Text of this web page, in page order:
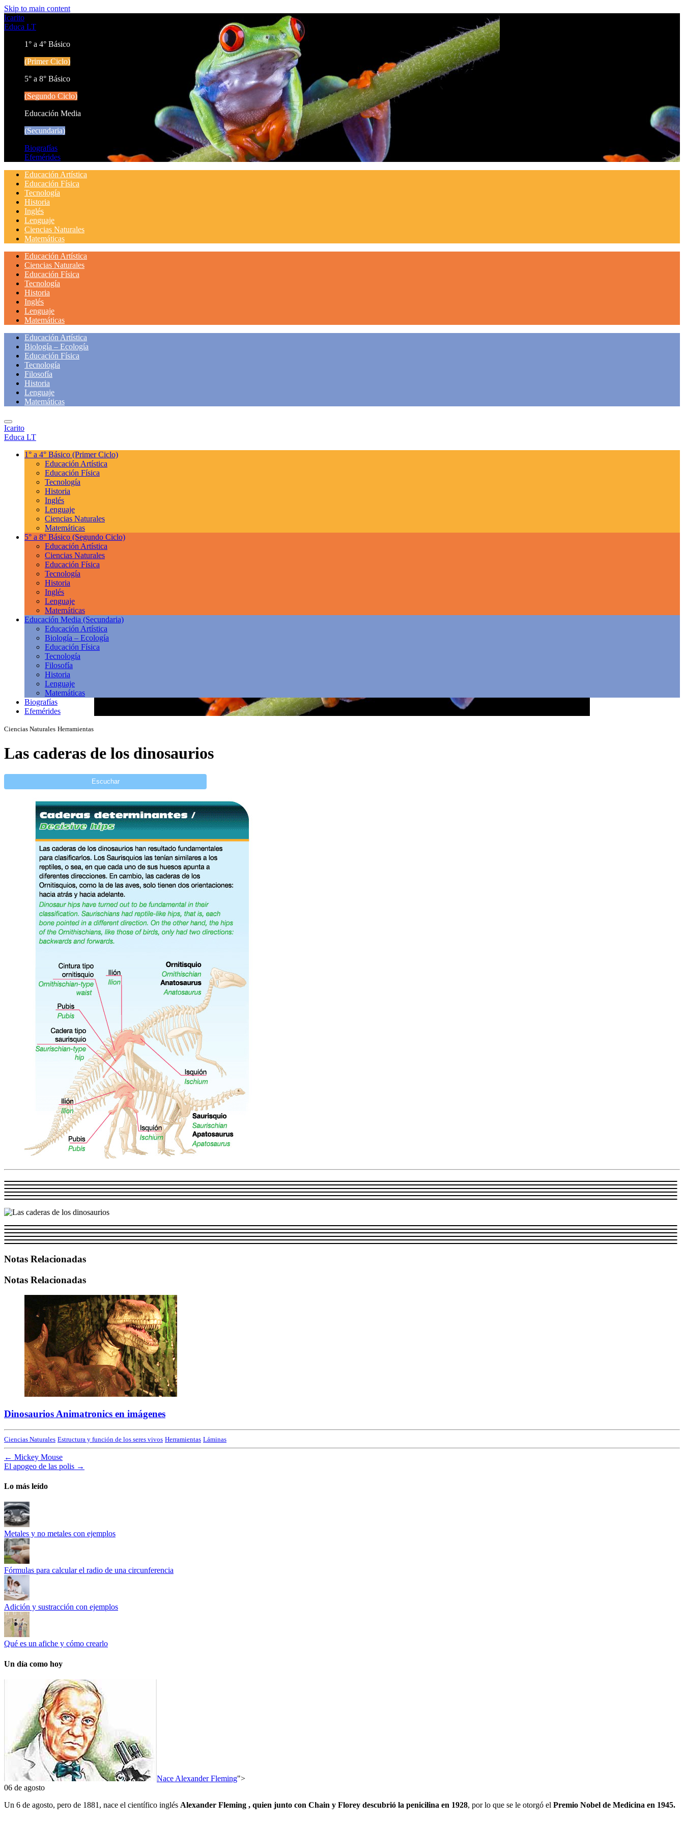
Skip to main content
Icarito
Educa LT
1° a 4° Básico
(Primer Ciclo)
5° a 8° Básico
(Segundo Ciclo)
Educación Media
(Secundaria)
Biografías
Efemérides
Educación Artística
Educación Física
Tecnología
Historia
Inglés
Lenguaje
Ciencias Naturales
Matemáticas
Educación Artística
Ciencias Naturales
Educación Física
Tecnología
Historia
Inglés
Lenguaje
Matemáticas
Educación Artística
Biología – Ecología
Educación Física
Tecnología
Filosofía
Historia
Lenguaje
Matemáticas
Icarito
Educa LT
1° a 4° Básico (Primer Ciclo)
Educación Artística
Educación Física
Tecnología
Historia
Inglés
Lenguaje
Ciencias Naturales
Matemáticas
5° a 8° Básico (Segundo Ciclo)
Educación Artística
Ciencias Naturales
Educación Física
Tecnología
Historia
Inglés
Lenguaje
Matemáticas
Educación Media (Secundaria)
Educación Artística
Biología – Ecología
Educación Física
Tecnología
Filosofía
Historia
Lenguaje
Matemáticas
Biografías
Efemérides
Ciencias Naturales Herramientas
Las caderas de los dinosaurios
Escuchar
Notas Relacionadas
Notas Relacionadas
Dinosaurios Animatronics en imágenes
Ciencias Naturales Estructura y función de los seres vivos Herramientas Láminas
← Mickey Mouse
El apogeo de las polis →
Lo más leído
Metales y no metales con ejemplos
Fórmulas para calcular el radio de una circunferencia
Adición y sustracción con ejemplos
Qué es un afiche y cómo crearlo
Un día como hoy
Nace Alexander Fleming">
06 de agosto
Un 6 de agosto, pero de 1881, nace el científico inglés Alexander Fleming , quien junto con Chain y Florey descubrió la penicilina en 1928, por lo que se le otorgó el Premio Nobel de Medicina en 1945.